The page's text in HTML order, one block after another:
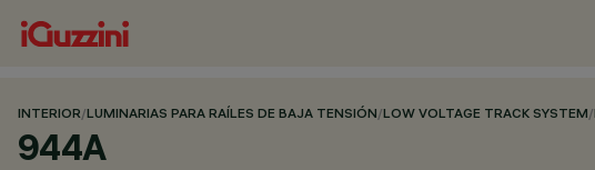
INTERIOR/LUMINARIAS PARA RAÍLES DE BAJA TENSIÓN/LOW VOLTAGE TRACK SYSTEM/
944A